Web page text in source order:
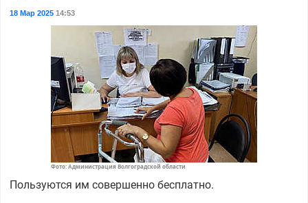
18 Мар 202514:53
Фото: Администрация Волгоградской области
Пользуются им совершенно бесплатно.